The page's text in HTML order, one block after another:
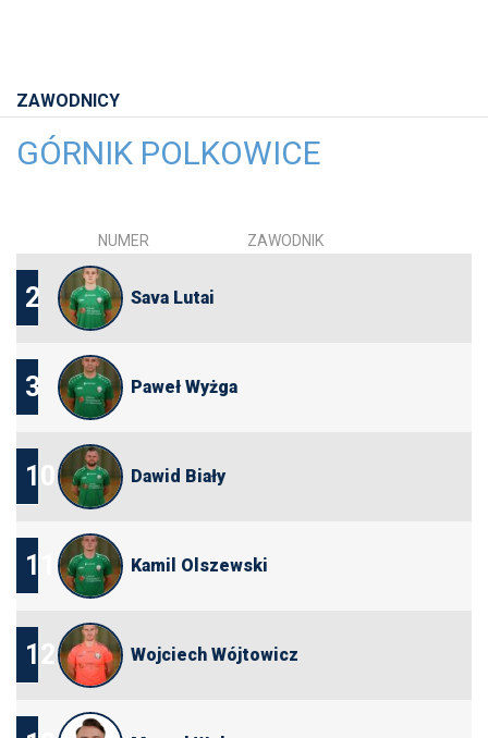
ZAWODNICY
GÓRNIK POLKOWICE
NUMER ZAWODNIK
2 Sava Lutai
3 Paweł Wyżga
10 Dawid Biały
11 Kamil Olszewski
12 Wojciech Wójtowicz